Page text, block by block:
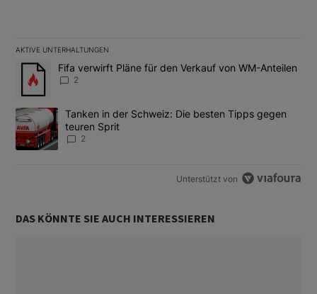
AKTIVE UNTERHALTUNGEN
Das Folgende ist eine Liste der am meisten kommentierten
Ein Trendartikel mit dem Titel "Fifa verwirft Pläne für den
Fifa verwirft Pläne für den Verkauf von WM-Anteilen
2
Ein Trendartikel mit dem Titel "Tanken in der Schweiz: Die
Tanken in der Schweiz: Die besten Tipps gegen
teuren Sprit
2
Unterstützt von
DAS KÖNNTE SIE AUCH INTERESSIEREN